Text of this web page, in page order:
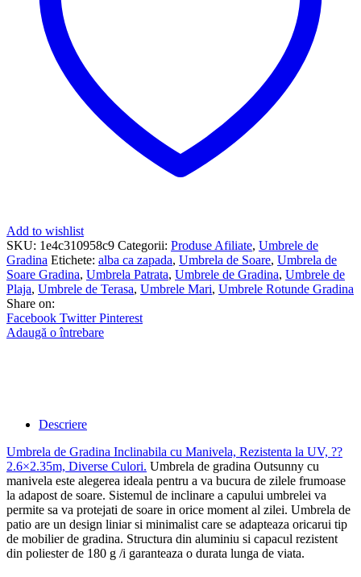
Add to wishlist
SKU: 1e4c310958c9 Categorii: Produse Afiliate, Umbrele de
Gradina Etichete: alba ca zapada, Umbrela de Soare, Umbrela de
Soare Gradina, Umbrela Patrata, Umbrele de Gradina, Umbrele de
Plaja, Umbrele de Terasa, Umbrele Mari, Umbrele Rotunde Gradina
Share on:
Facebook Twitter Pinterest
Adaugă o întrebare
Descriere
Umbrela de Gradina Inclinabila cu Manivela, Rezistenta la UV, ??
2.6×2.35m, Diverse Culori. Umbrela de gradina Outsunny cu
manivela este alegerea ideala pentru a va bucura de zilele frumoase
la adapost de soare. Sistemul de inclinare a capului umbrelei va
permite sa va protejati de soare in orice moment al zilei. Umbrela de
patio are un design liniar si minimalist care se adapteaza oricarui tip
de mobilier de gradina. Structura din aluminiu si capacul rezistent
din poliester de 180 g /i­ garanteaza o durata lunga de viata.